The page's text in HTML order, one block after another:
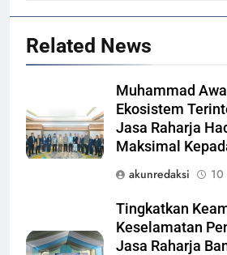
Related News
Muhammad
Ekosistem
Jasa Raharja
Maksimal
akunredaksi
10
Tingkatkan
Keselamatan
Jasa Raharja